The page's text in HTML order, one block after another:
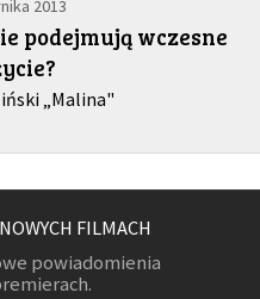
2013
podejmują wczesne
„Malina"
FILMACH
powiadomienia